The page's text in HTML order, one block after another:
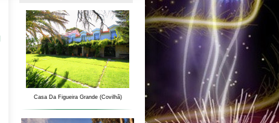
Casa Da Figueira Grande (Covilhã)